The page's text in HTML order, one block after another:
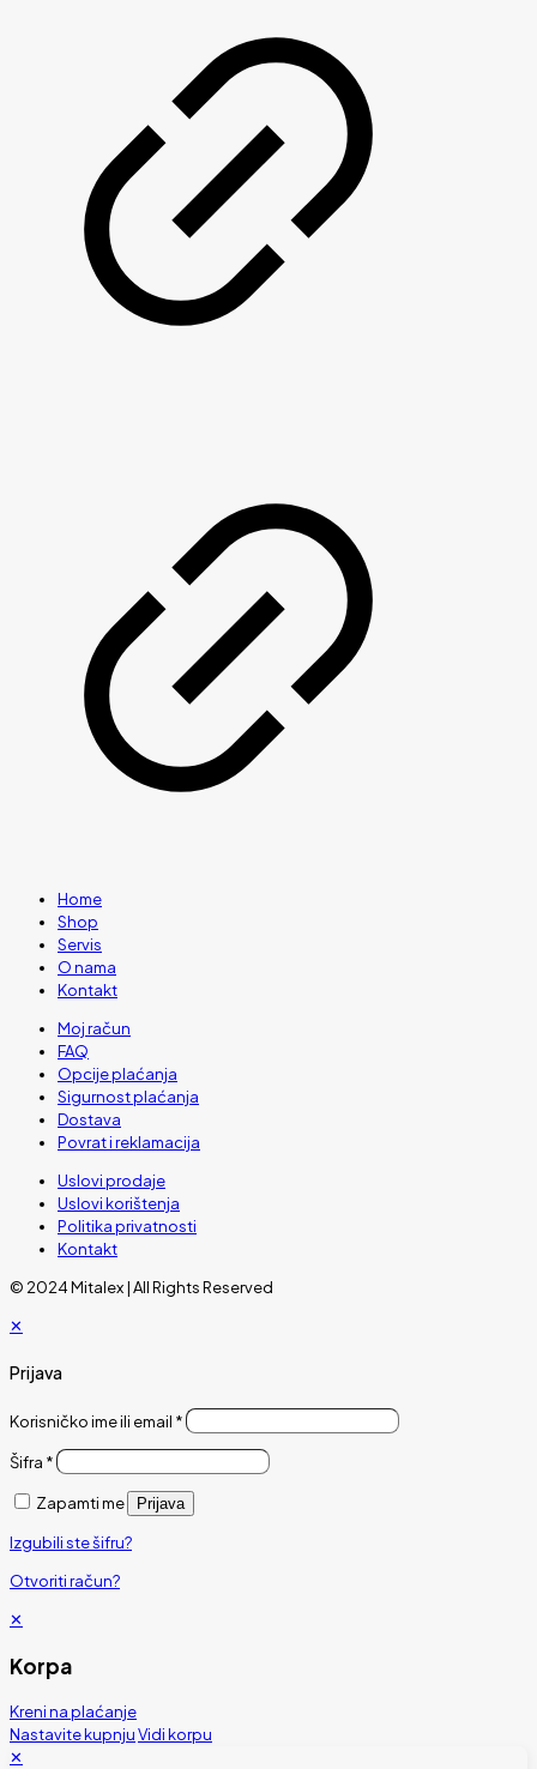
Home
Shop
Servis
O nama
Kontakt
Moj račun
FAQ
Opcije plaćanja
Sigurnost plaćanja
Dostava
Povrat i reklamacija
Uslovi prodaje
Uslovi korištenja
Politika privatnosti
Kontakt
© 2024 Mitalex | All Rights Reserved
✕
Prijava
Korisničko ime ili email *
Šifra *
Zapamti me Prijava
Izgubili ste šifru?
Otvoriti račun?
✕
Korpa
Kreni na plaćanje
Nastavite kupnjuVidi korpu
✕